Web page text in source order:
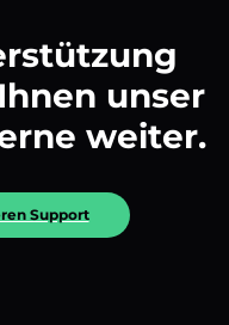
unser
weiter.
Support